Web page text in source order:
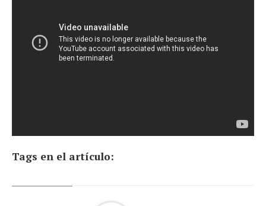
Tags en el artículo: